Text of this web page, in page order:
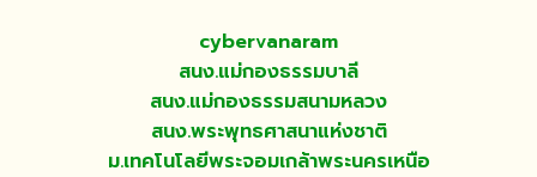
cybervanaram
สนง.แม่กองธรรมบาลี
สนง.แม่กองธรรมสนามหลวง
สนง.พระพุทธศาสนาแห่งชาติ
ม.เทคโนโลยีพระจอมเกล้าพระนครเหนือ